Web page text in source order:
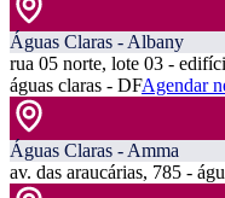
Águas Claras - Albany
rua 05 norte, lote 03 -
águas claras - DFAgendar
Águas Claras - Amma
av. das araucárias, 785 -